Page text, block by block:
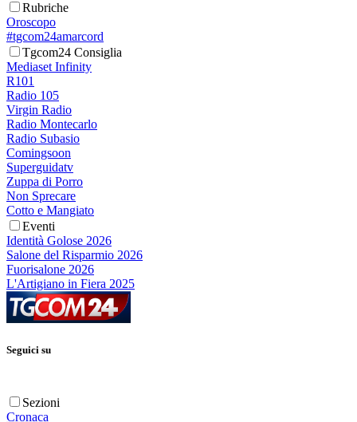
Rubriche
Oroscopo
#tgcom24amarcord
Tgcom24 Consiglia
Mediaset Infinity
R101
Radio 105
Virgin Radio
Radio Montecarlo
Radio Subasio
Comingsoon
Superguidatv
Zuppa di Porro
Non Sprecare
Cotto e Mangiato
Eventi
Identità Golose 2026
Salone del Risparmio 2026
Fuorisalone 2026
L'Artigiano in Fiera 2025
Seguici su
Sezioni
Cronaca